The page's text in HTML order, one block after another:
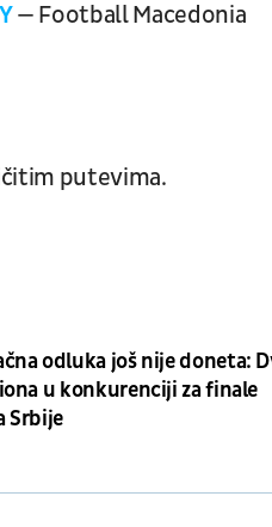
— Football Macedonia
putevima.
odluka još nije doneta:
u konkurenciji za finale
Srbije